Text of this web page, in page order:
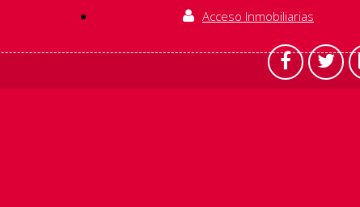
Acceso Inmobiliarias